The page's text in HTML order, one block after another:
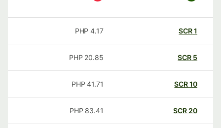
SCR
4.17
PHP
SCR
20.85
PHP
SCR
41.71
PHP
20
SCR
83.41
PHP